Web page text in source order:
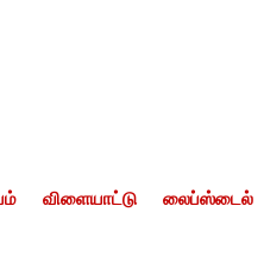
விளையாட்டு லைப்ஸ்டைல்